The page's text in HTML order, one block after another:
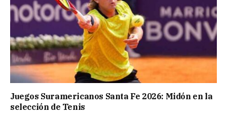
Juegos Suramericanos Santa Fe 2026: Midón en la
selección de Tenis